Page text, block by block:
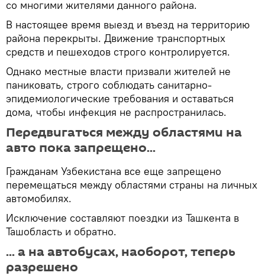
со многими жителями данного района.
В настоящее время выезд и въезд на территорию
района перекрыты. Движение транспортных
средств и пешеходов строго контролируется.
Однако местные власти призвали жителей не
паниковать, строго соблюдать санитарно-
эпидемиологические требования и оставаться
дома, чтобы инфекция не распространилась.
Передвигаться между областями на
авто пока запрещено...
Гражданам Узбекистана все еще запрещено
перемещаться между областями страны на личных
автомобилях.
Исключение составляют поездки из Ташкента в
Ташобласть и обратно.
... а на автобусах, наоборот, теперь
разрешено